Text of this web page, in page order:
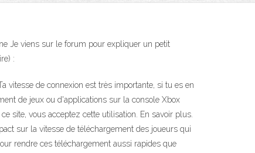
Je viens sur le forum pour expliquer un petit
:
vitesse de connexion est très importante, si tu es en
de jeux ou d'applications sur la console Xbox
site, vous acceptez cette utilisation. En savoir plus.
sur la vitesse de téléchargement des joueurs qui
rendre ces téléchargement aussi rapides que